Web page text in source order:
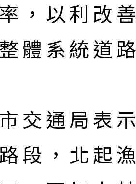
，以利改
體系統道
交通局表
段，北起